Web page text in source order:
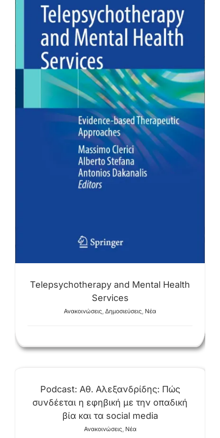
Ελληνικά
Telepsychotherapy and Mental Health
Services
Ανακοινώσεις Δημοσιεύσεις Νέα
Podcast: Αθ. Αλεξανδρίδης: Πώς
συνδέεται η εφηβική με την οπαδική
βία και τα social media
Ανακοινώσεις Νέα